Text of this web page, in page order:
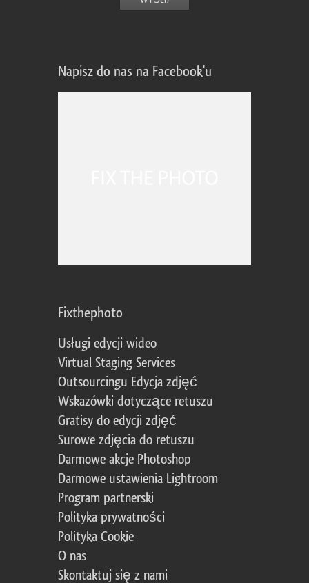
Napisz do nas na Facebook'u
Fixthephoto
Usługi edycji wideo
Virtual Staging Services
Outsourcingu Edycja zdjęć
Wskazówki dotyczące retuszu
Gratisy do edycji zdjęć
Surowe zdjęcia do retuszu
Darmowe akcje Photoshop
Darmowe ustawienia Lightroom
Program partnerski
Polityka prywatności
Polityka Cookie
O nas
Skontaktuj się z nami